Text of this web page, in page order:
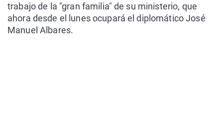
trabajo de la "gran familia" de su ministerio, que
ahora desde el lunes ocupará el diplomático José
Manuel Albares.